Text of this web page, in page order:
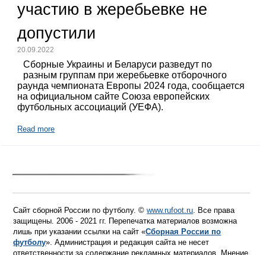
участию в жеребьевке не
допустили
20.09.2022
Сборные Украины и Беларуси разведут по
разным группам при жеребьевке отборочного
раунда чемпионата Европы 2024 года, сообщается
на официальном сайте Союза европейских
футбольных ассоциаций (УЕФА).
Read more
Сайт сборной России по футболу. ©www.rufoot.ru. Все права
защищены. 2006 - 2021 гг. Перепечатка материалов возможна
лишь при указании ссылки на сайт «Сборная России по
футболу». Администрация и редакция сайта не несет
ответственности за содержание рекламных материалов. Мнение